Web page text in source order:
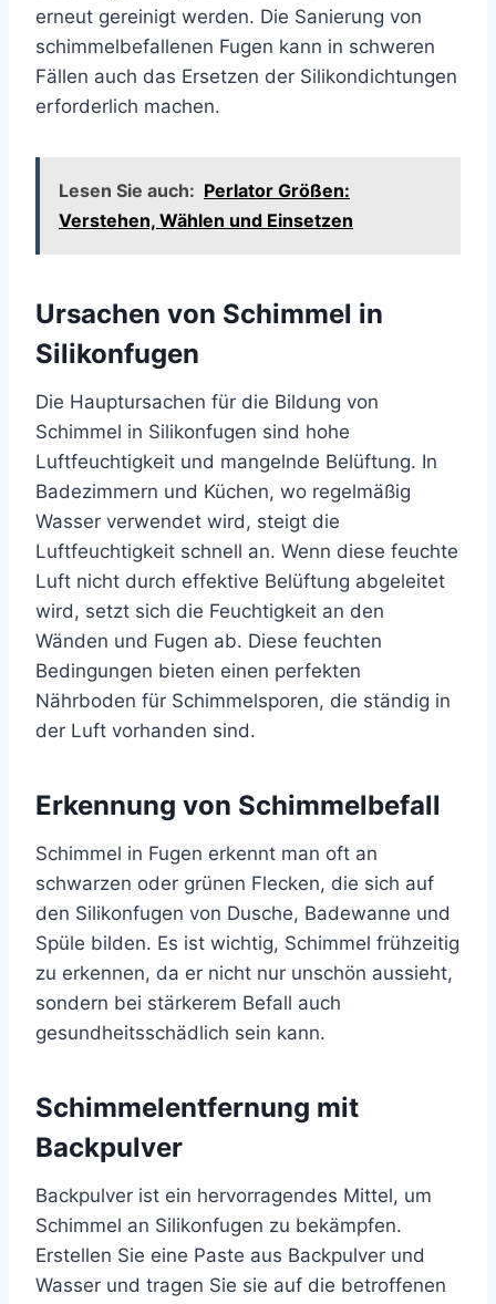
erneut gereinigt werden. Die Sanierung von
schimmelbefallenen Fugen kann in schweren
Fällen auch das Ersetzen der Silikondichtungen
erforderlich machen.
Lesen Sie auch: Perlator Größen:
Verstehen, Wählen und Einsetzen
Ursachen von Schimmel in
Silikonfugen
Die Hauptursachen für die Bildung von
Schimmel in Silikonfugen sind hohe
Luftfeuchtigkeit und mangelnde Belüftung. In
Badezimmern und Küchen, wo regelmäßig
Wasser verwendet wird, steigt die
Luftfeuchtigkeit schnell an. Wenn diese feuchte
Luft nicht durch effektive Belüftung abgeleitet
wird, setzt sich die Feuchtigkeit an den
Wänden und Fugen ab. Diese feuchten
Bedingungen bieten einen perfekten
Nährboden für Schimmelsporen, die ständig in
der Luft vorhanden sind.
Erkennung von Schimmelbefall
Schimmel in Fugen erkennt man oft an
schwarzen oder grünen Flecken, die sich auf
den Silikonfugen von Dusche, Badewanne und
Spüle bilden. Es ist wichtig, Schimmel frühzeitig
zu erkennen, da er nicht nur unschön aussieht,
sondern bei stärkerem Befall auch
gesundheitsschädlich sein kann.
Schimmelentfernung mit
Backpulver
Backpulver ist ein hervorragendes Mittel, um
Schimmel an Silikonfugen zu bekämpfen.
Erstellen Sie eine Paste aus Backpulver und
Wasser und tragen Sie sie auf die betroffenen